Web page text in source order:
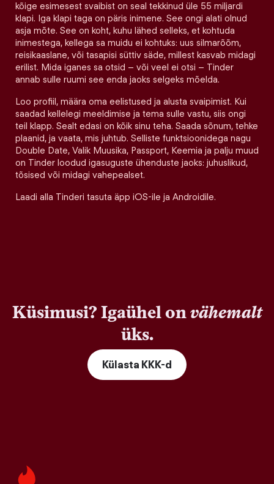
kõige esimesest svaibist on seal tekkinud üle 55 miljardi
klapi. Iga klapi taga on päris inimene. See ongi alati olnud
asja mõte. See on koht, kuhu lähed selleks, et kohtuda
inimestega, kellega sa muidu ei kohtuks: uus silmarõõm,
reisikaaslane, või tasapisi süttiv säde, millest kasvab midagi
erilist. Mida iganes sa otsid – või veel ei otsi – Tinder
annab sulle ruumi see enda jaoks selgeks mõelda.
Loo profiil, määra oma eelistused ja alusta svaipimist. Kui
saadad kellelegi meeldimise ja tema sulle vastu, siis ongi
teil klapp. Sealt edasi on kõik sinu teha. Saada sõnum, tehke
plaanid, ja vaata, mis juhtub. Selliste funktsioonidega nagu
Double Date, Valik Muusika, Passport, Keemia ja palju muud
on Tinder loodud igasuguste ühenduste jaoks: juhuslikud,
tõsised või midagi vahepealset.
Laadi alla Tinderi tasuta äpp iOS-ile ja Androidile.
Küsimusi? Igaühel onvähemalt
üks.
Külasta KKK-d